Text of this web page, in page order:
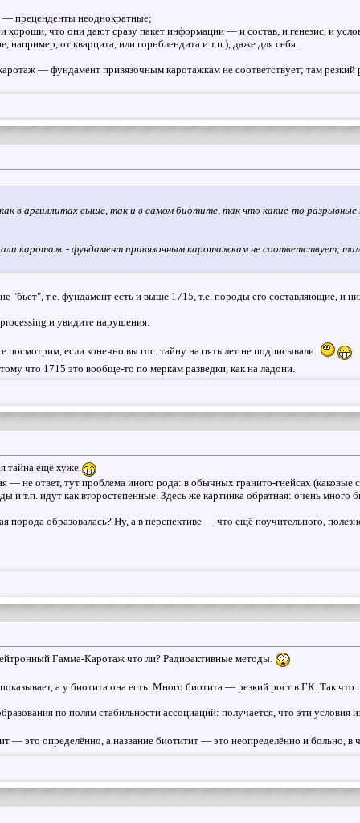
— преценденты неоднократные;
хороши, что они дают сразу пакет информации — и состав, и генезис, и
например, от кварцита, или горнблендита и т.п.), даже для себя.
— фундамент привязочным каротажкам не соответствует; там
в аргиллитах выше, так и в самом биотите, так что какие-то
каротаж - фундамент привязочным каротажкам не соответствует;
"бьет", т.е. фундамент есть и выше 1715, т.е. породы его составляющие, и
и увидите нарушения.
посмотрим, если конечно вы гос. тайну на пять лет не подписывали.
что 1715 это вообще-то по меркам разведки, как на ладони.
тайна ещё хуже.
— не ответ, тут проблема иного рода: в обычных гранито-гнейсах
и т.п. идут как второстепенные. Здесь же картинка обратная: очень много
порода образовалась? Ну, а в перспективе — что ещё поучительного,
Гамма-Каротаж что ли? Радиоактивные методы.
а у биотита она есть. Много биотита — резкий рост в ГК. Так что
по полям стабильности ассоциаций: получается, что эти условия
— это определённо, а название биотитит — это неопределённо и больно, в